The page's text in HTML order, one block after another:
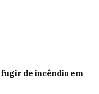
de incêndio em